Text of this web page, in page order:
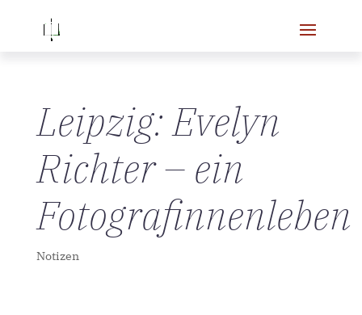
Leipzig: Evelyn
Richter – ein
Fotografinnenleben
Notizen